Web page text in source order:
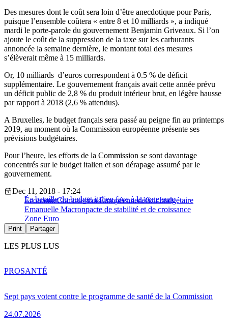
Des mesures dont le coût sera loin d’être anecdotique pour Paris,
puisque l’ensemble coûtera « entre 8 et 10 milliards », a indiqué
mardi le porte-parole du gouvernement Benjamin Griveaux. Si l’on
ajoute le coût de la suppression de la taxe sur les carburants
annoncée la semaine dernière, le montant total des mesures
s’élèverait même à 15 milliards.
Or, 10 milliards d’euros correspondent à 0.5 % de déficit
supplémentaire. Le gouvernement français avait cette année prévu
un déficit public de 2,8 % du produit intérieur brut, en légère hausse
par rapport à 2018 (2,6 % attendus).
A Bruxelles, le budget français sera passé au peigne fin au printemps
2019, au moment où la Commission européenne présente ses
prévisions budgétaires.
Pour l’heure, les efforts de la Commission se sont davantage
concentrés sur le budget italien et son dérapage assumé par le
gouvernement.
La bataille du budget italien face à la zone euro
Dec 11, 2018 - 17:24
ÉconomieCommission Européennedéficit budgétaire
Emanuelle Macronpacte de stabilité et de croissance
Zone Euro
Print Partager
LES PLUS LUS
Sept pays votent contre le programme de santé de la Commission
24.07.2026
PROSANTÉ